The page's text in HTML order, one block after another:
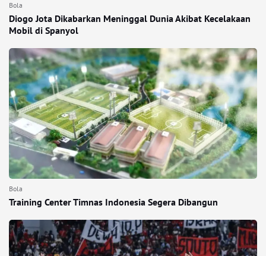
Bola
Diogo Jota Dikabarkan Meninggal Dunia Akibat Kecelakaan
Mobil di Spanyol
Bola
Training Center Timnas Indonesia Segera Dibangun